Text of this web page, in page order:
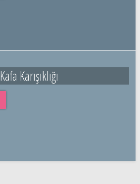
Kafa Karışıklığı